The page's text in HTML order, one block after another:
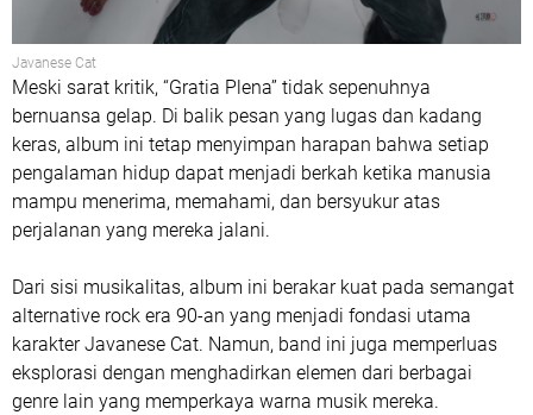
Javanese Cat
Meski sarat kritik, “Gratia Plena” tidak sepenuhnya
bernuansa gelap. Di balik pesan yang lugas dan kadang
keras, album ini tetap menyimpan harapan bahwa setiap
pengalaman hidup dapat menjadi berkah ketika manusia
mampu menerima, memahami, dan bersyukur atas
perjalanan yang mereka jalani.
Dari sisi musikalitas, album ini berakar kuat pada semangat
alternative rock era 90-an yang menjadi fondasi utama
karakter Javanese Cat. Namun, band ini juga memperluas
eksplorasi dengan menghadirkan elemen dari berbagai
genre lain yang memperkaya warna musik mereka.